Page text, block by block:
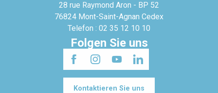
28 rue Raymond Aron - BP 52
76824 Mont-Saint-Agnan Cedex
Telefon : 02 35 12 10 10
Folgen Sie uns
Kontaktieren Sie uns